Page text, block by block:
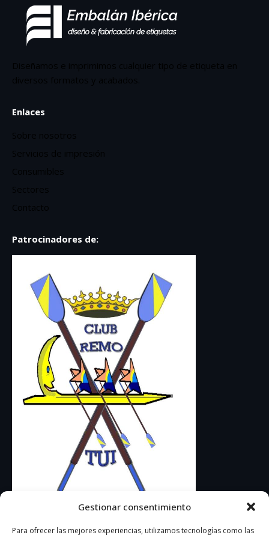
Gestionar consentimiento
Para ofrecer las mejores experiencias, utilizamos tecnologías como las
Enlaces
Patrocinadores de:
Contacto